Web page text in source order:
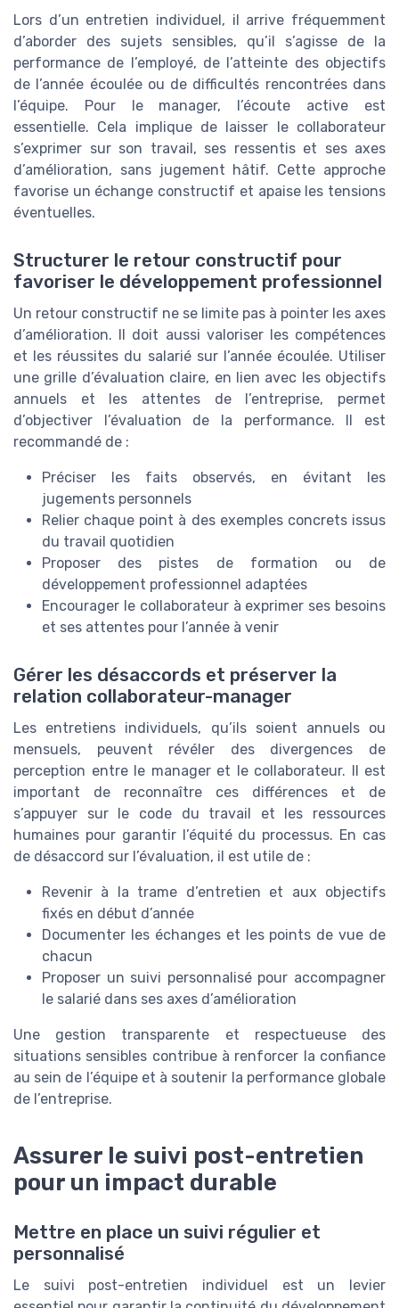
Lors d’un entretien individuel, il arrive fréquemment
d’aborder des sujets sensibles, qu’il s’agisse de la
performance de l’employé, de l’atteinte des objectifs
de l’année écoulée ou de difficultés rencontrées dans
l’équipe. Pour le manager, l’écoute active est
essentielle. Cela implique de laisser le collaborateur
s’exprimer sur son travail, ses ressentis et ses axes
d’amélioration, sans jugement hâtif. Cette approche
favorise un échange constructif et apaise les tensions
éventuelles.
Structurer le retour constructif pour
favoriser le développement professionnel
Un retour constructif ne se limite pas à pointer les axes
d’amélioration. Il doit aussi valoriser les compétences
et les réussites du salarié sur l’année écoulée. Utiliser
une grille d’évaluation claire, en lien avec les objectifs
annuels et les attentes de l’entreprise, permet
d’objectiver l’évaluation de la performance. Il est
recommandé de :
Préciser les faits observés, en évitant les
jugements personnels
Relier chaque point à des exemples concrets issus
du travail quotidien
Proposer des pistes de formation ou de
développement professionnel adaptées
Encourager le collaborateur à exprimer ses besoins
et ses attentes pour l’année à venir
Gérer les désaccords et préserver la
relation collaborateur-manager
Les entretiens individuels, qu’ils soient annuels ou
mensuels, peuvent révéler des divergences de
perception entre le manager et le collaborateur. Il est
important de reconnaître ces différences et de
s’appuyer sur le code du travail et les ressources
humaines pour garantir l’équité du processus. En cas
de désaccord sur l’évaluation, il est utile de :
Revenir à la trame d’entretien et aux objectifs
fixés en début d’année
Documenter les échanges et les points de vue de
chacun
Proposer un suivi personnalisé pour accompagner
le salarié dans ses axes d’amélioration
Une gestion transparente et respectueuse des
situations sensibles contribue à renforcer la confiance
au sein de l’équipe et à soutenir la performance globale
de l’entreprise.
Assurer le suivi post-entretien
pour un impact durable
Mettre en place un suivi régulier et
personnalisé
Le suivi post-entretien individuel est un levier